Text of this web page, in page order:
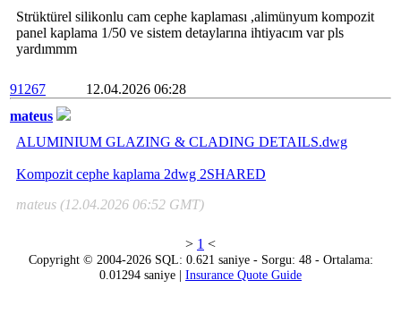
Strüktürel silikonlu cam cephe kaplaması ,alimünyum kompozit
panel kaplama 1/50 ve sistem detaylarına ihtiyacım var pls
yardımmm
91267
12.04.2026 06:28
mateus
ALUMINIUM GLAZING & CLADING DETAILS.dwg
Kompozit cephe kaplama 2dwg 2SHARED
mateus (12.04.2026 06:52 GMT)
> 1 <
Copyright © 2004-2026 SQL: 0.621 saniye - Sorgu: 48 - Ortalama:
0.01294 saniye | Insurance Quote Guide